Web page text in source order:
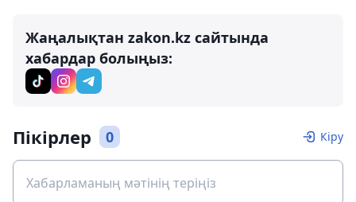
Жаңалықтан zakon.kz сайтында
хабардар болыңыз:
Пікірлер 0 Кіру